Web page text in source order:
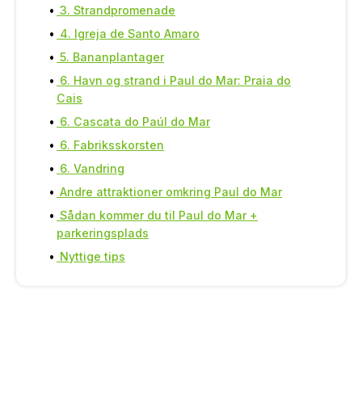
3. Strandpromenade
4. Igreja de Santo Amaro
5. Bananplantager
6. Havn og strand i Paul do Mar: Praia do
Cais
6. Cascata do Paúl do Mar
6. Fabriksskorsten
6. Vandring
Andre attraktioner omkring Paul do Mar
Sådan kommer du til Paul do Mar +
parkeringsplads
Nyttige tips